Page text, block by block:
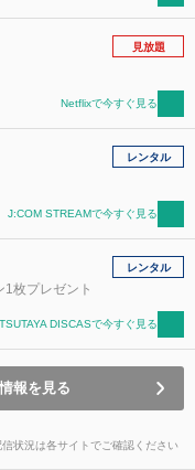
見放題
Netflixで今すぐ見る
レンタル
J:COM STREAMで今すぐ見る
1枚プレゼント
レンタル
TSUTAYA DISCASで今すぐ見る
報を見る
状況は各サイトでご確認ください